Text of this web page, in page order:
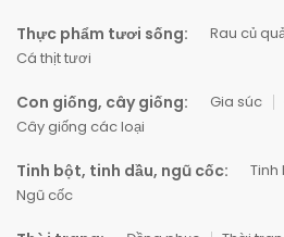
Thực phẩm tươi sống: Rau củ
Cá thịt tươi
Con giống, cây giống: Gia súc
Cây giống các loại
Tinh bột, tinh dầu, ngũ cốc: Tinh
Ngũ cốc